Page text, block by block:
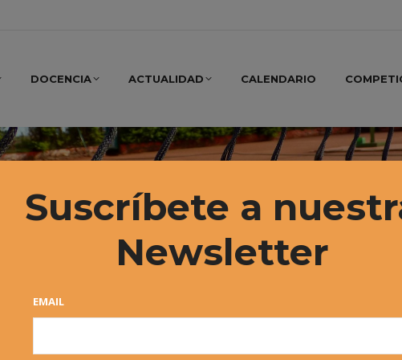
DOCENCIA ACTUALIDAD CALENDARIO
Suscríbete a
Newsletter
EMAIL